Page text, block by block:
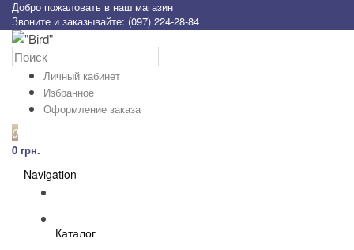
Добро пожаловать в наш магазин
Звоните и заказывайте: (097) 224-28-84
Личный кабинет
Избранное
Оформление заказа
0
0 грн.
Navigation
Каталог